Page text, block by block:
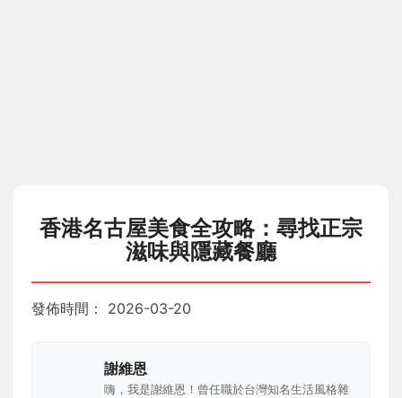
香港名古屋美食全攻略：尋找正宗
滋味與隱藏餐廳
發佈時間： 2026-03-20
謝維恩
嗨，我是謝維恩！曾任職於台灣知名生活風格雜